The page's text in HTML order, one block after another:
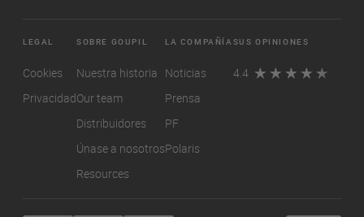
LEGAL
Cookies
Privacidad
SOBRE GOUPIL
Nuestra historia
Our team
Distribuidores
Únase a nosotros
Resources
LA COMPAÑÍA
Noticias
Prensa
PF
Polaris
SUS OPINIONES
4.4